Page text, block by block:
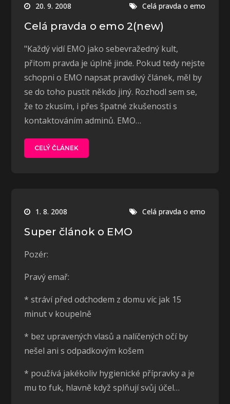
20. 9. 2008 Celá pravda o emo
Celá pravda o emo 2(new)
"Každý vidí EMO jako sebevražedný kult,
přitom pravda je úplně jinde. Pokud tedy nejste
schopni o EMO napsat pravdivý článek, měl by
se do toho pustit někdo jiný. Rozhodl sem se,
že to zkusím, i přes špatné zkušenosti s
kontaktováním adminů. EMO…
CELÝ ČLÁNEK
1. 8. 2008 Celá pravda o emo
Super článok o EMO
Pozér:
Pravý emař:
* stráví před odchodem z domu víc jak 15
minut v koupelně
* bez upravených vlasů a nalíčených očí by
nešel ani s odpadkovým košem
* používá jakékoliv hygienické přípravky a je
mu to fuk, hlavně když splňují svůj účel…